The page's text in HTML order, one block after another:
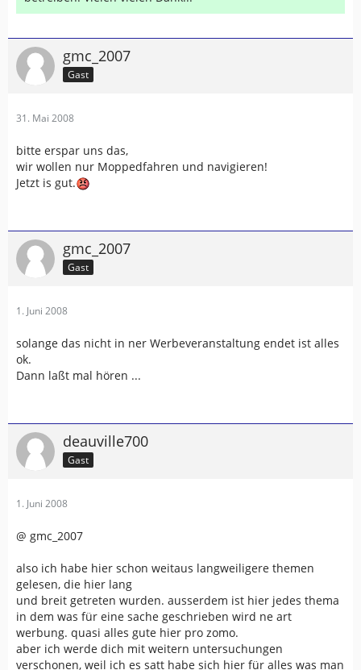
gmc_2007
Gast
31. Mai 2008
bitte erspar uns das,
wir wollen nur Moppedfahren und navigieren!
Jetzt is gut.
gmc_2007
Gast
1. Juni 2008
solange das nicht in ner Werbeveranstaltung endet ist alles
ok.
Dann laßt mal hören ...
deauville700
Gast
1. Juni 2008
@ gmc_2007
also ich habe hier schon weitaus langweiligere themen
gelesen, die hier lang
und breit getreten wurden. ausserdem ist hier jedes thema
in dem was für eine sache geschrieben wird ne art
werbung. quasi alles gute hier pro zomo.
aber ich werde dich mit weitern untersuchungen
verschonen, weil ich es satt habe sich hier für alles was man